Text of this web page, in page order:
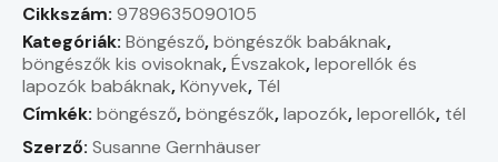
Cikkszám: 9789635090105
Kategóriák: Böngésző,böngészők babáknak,
böngészők kis ovisoknak,Évszakok,leporellók és
lapozók babáknak,Könyvek, Tél
Címkék: böngésző,böngészők,lapozók,leporellók, tél
Szerző: Susanne Gernhäuser